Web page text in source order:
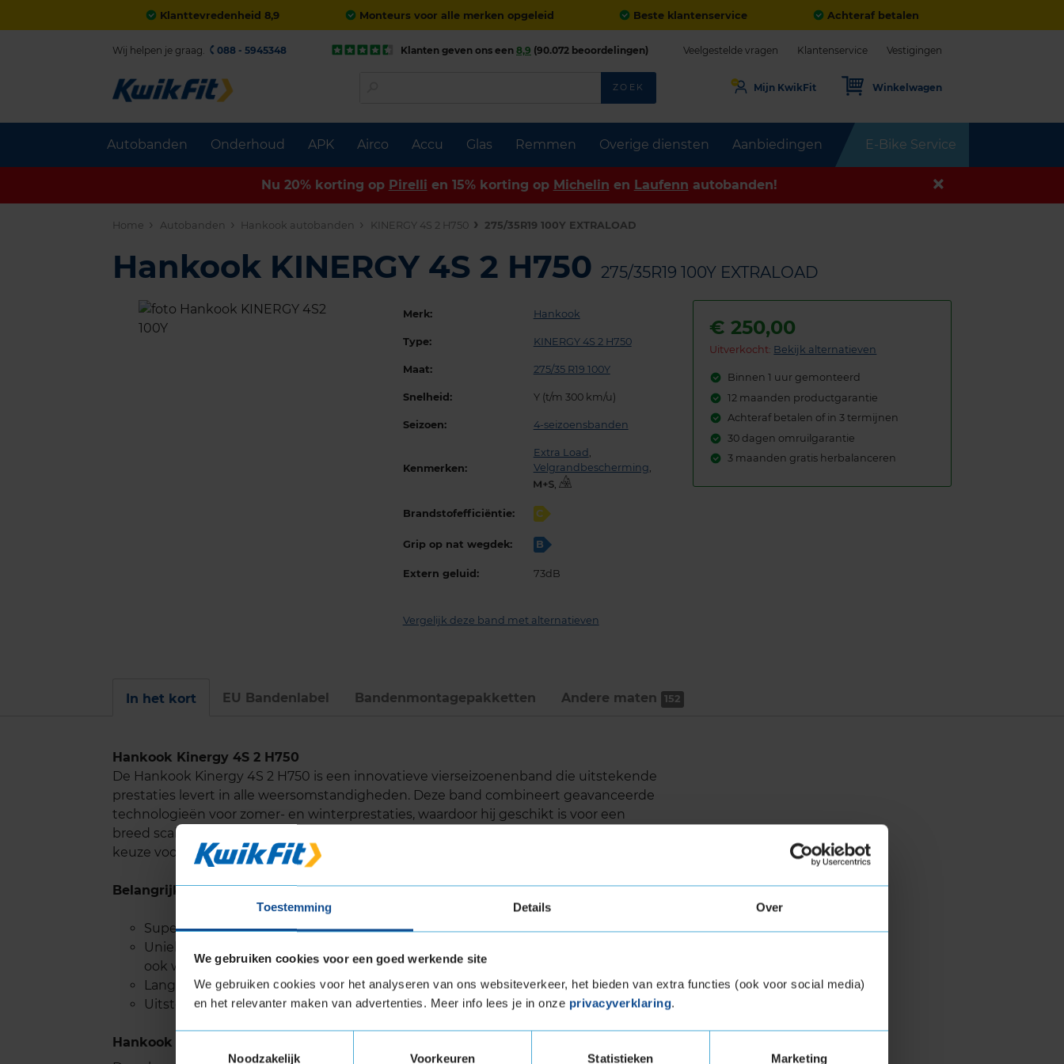
Toestemming Details Over
We gebruiken cookies voor een goed werkende site
We gebruiken cookies voor het analyseren van ons websiteverkeer, het bieden van extra functies (ook voor social media)
en het relevanter maken van advertenties. Meer info lees je in onze privacyverklaring.
Noodzakelijk
Voorkeuren Statistieken Marketing
Klanttevredenheid 8,9 Monteurs voor alle merken opgeleid Beste klantenservice Achteraf betalen
Autobanden Onderhoud APK Airco Accu Glas Remmen Overige diensten Aanbiedingen E-Bike Service
Wij helpen je graag. 088 - 5945348 Klanten geven ons een 8,9 (90.072 beoordelingen) Veelgestelde vragen Klantenservice Vestigingen
ZOEK Mijn KwikFit Winkelwagen
Nu 20% korting op Pirelli en 15% korting op Michelin en Laufenn autobanden!
Home Autobanden Hankook autobanden KINERGY 4S 2 H750 275/35R19 100Y EXTRALOAD
Hankook KINERGY 4S 2 H750 275/35R19 100Y EXTRALOAD
Merk: Hankook
Type: KINERGY 4S 2 H750
Maat: 275/35 R19 100Y
Snelheid: Y (t/m 300 km/u)
Seizoen: 4-seizoensbanden
Kenmerken:
Extra Load ,
Velgrandbescherming,
,
Brandstofefficiëntie: C
Grip op nat wegdek: B
Extern geluid: 73dB
Vergelijk deze band met alternatieven
€250,00
Uitverkocht: Bekijk alternatieven
Binnen 1 uur gemonteerd
12 maanden productgarantie
Achteraf betalen of in 3 termijnen
30 dagen omruilgarantie
3 maanden gratis herbalanceren
In het kort EU Bandenlabel Bandenmontage­pakketten Andere maten 152
Hankook Kinergy 4S 2 H750
De Hankook Kinergy 4S 2 H750 is een innovatieve vierseizoenenband die uitstekende
prestaties levert in alle weersomstandigheden. Deze band combineert geavanceerde
technologieën voor zomer- en winterprestaties, waardoor hij geschikt is voor een
breed scala aan omstandigheden, inclusief besneeuwde wegen. Een uitstekende
keuze voor bestuurders die op zoek zijn naar veelzijdige en duurzame autobanden.
Belangrijke eigenschappen
Superieure tractie en prestaties, ongeacht het seizoen.
Uniek V-vormig loopvlakpatroon zorgt voor efficiënt afvoeren van water, maar
ook wegduwen van sneeuw, zodat je maximale grip houdt.
Lange levensduur.
Uitstekende handling op zowel droog als nat wegdek.
Hankook KINERGY 4S 2 H750 met Extra Load (verstevigde band)